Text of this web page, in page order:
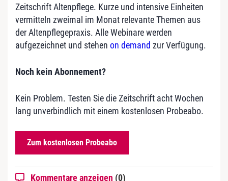
Zeitschrift Altenpflege. Kurze und intensive Einheiten
vermitteln zweimal im Monat relevante Themen aus
der Altenpflegepraxis. Alle Webinare werden
aufgezeichnet und stehen on demand zur Verfügung.
Noch kein Abonnement?
Kein Problem. Testen Sie die Zeitschrift acht Wochen
lang unverbindlich mit einem kostenlosen Probeabo.
Zum kostenlosen Probeabo
Kommentare anzeigen (0)